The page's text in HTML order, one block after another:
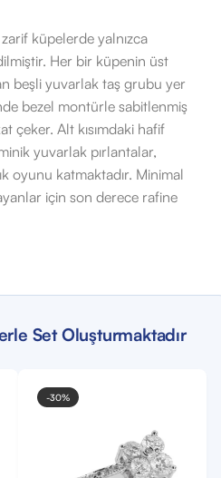
küpelerde yalnızca
Her bir küpenin üst
beşli yuvarlak taş grubu yer
bezel montürle sabitlenmiş
çeker. Alt kısımdaki hafif
yuvarlak pırlantalar,
oyunu katmaktadır. Minimal
için son derece rafine
Set Oluşturmaktadır
-30%